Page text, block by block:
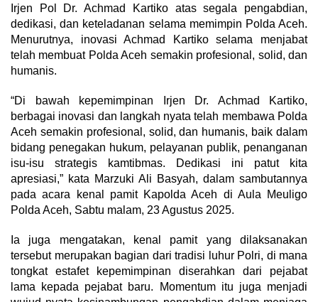
Irjen Pol Dr. Achmad Kartiko atas segala pengabdian,
dedikasi, dan keteladanan selama memimpin Polda Aceh.
Menurutnya, inovasi Achmad Kartiko selama menjabat
telah membuat Polda Aceh semakin profesional, solid, dan
humanis.
“Di bawah kepemimpinan Irjen Dr. Achmad Kartiko,
berbagai inovasi dan langkah nyata telah membawa Polda
Aceh semakin profesional, solid, dan humanis, baik dalam
bidang penegakan hukum, pelayanan publik, penanganan
isu-isu strategis kamtibmas. Dedikasi ini patut kita
apresiasi,” kata Marzuki Ali Basyah, dalam sambutannya
pada acara kenal pamit Kapolda Aceh di Aula Meuligo
Polda Aceh, Sabtu malam, 23 Agustus 2025.
Ia juga mengatakan, kenal pamit yang dilaksanakan
tersebut merupakan bagian dari tradisi luhur Polri, di mana
tongkat estafet kepemimpinan diserahkan dari pejabat
lama kepada pejabat baru. Momentum itu juga menjadi